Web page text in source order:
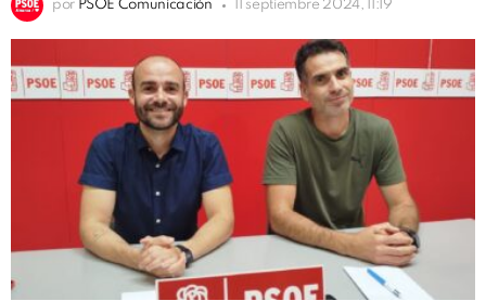
por PSOE Comunicación 11 septiembre 2024, 11:19